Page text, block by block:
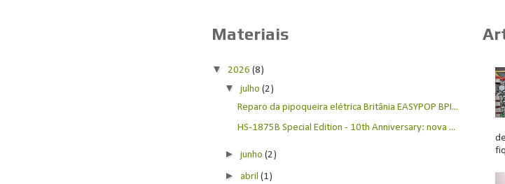
Materiais
▼ 2026 (8)
▼ julho (2)
Reparo da pipoqueira elétrica Britânia EASYPOP BPI...
HS-1875B Special Edition - 10th Anniversary: nova ...
► junho (2)
► abril (1)